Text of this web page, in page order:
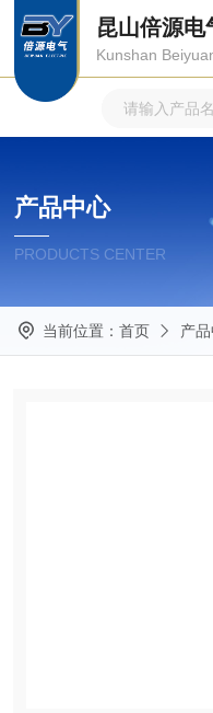
昆山倍源电
Kunshan
产品中心
PRODUCTS CENTER
当前位置： 首页 产